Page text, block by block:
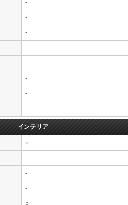
-
-
-
-
-
-
-
-
インテリア
○
-
-
-
○